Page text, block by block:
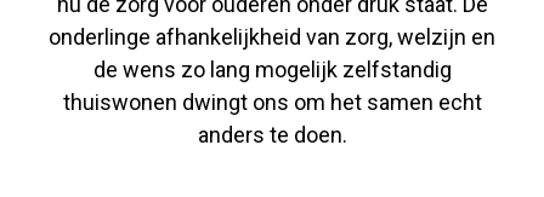
onderlinge afhankelijkheid van zorg, welzijn en
de wens zo lang mogelijk zelfstandig
thuiswonen dwingt ons om het samen echt
anders te doen.